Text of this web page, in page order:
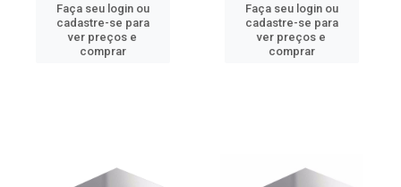
Faça seu login ou
cadastre-se para
ver preços e
comprar
Faça seu login ou
cadastre-se para
ver preços e
comprar